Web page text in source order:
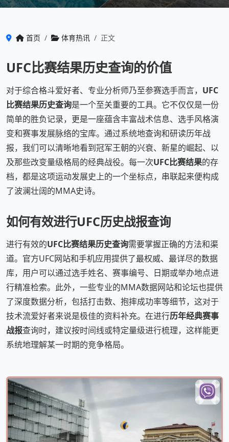
首页 体育热讯 正文
UFC比赛结果历史查询的价值
对于综合格斗爱好者、专业分析师乃至参赛选手而言， UFC
比赛结果历史查询是一个至关重要的工具。它不仅仅是一份
简单的胜负记录，更是一座蕴含丰富战术信息、选手风格演
变和赛事发展脉络的宝库。通过系统地查询和研读历年战
报，我们可以清晰地看到冠军王朝的兴衰、新星的崛起、以
及那些改变量级格局的经典战役。每一次UFC比赛结果的存
档，都是这项运动发展史上的一个坐标点，串联起来便构成
了波澜壮阔的MMA史诗。
如何有效进行UFC历史战报查询
进行有效的UFC比赛结果历史查询需要掌握正确的方法和渠
道。官方UFC网站和手机应用提供了最权威、最详尽的数据
库，用户可以通过选手姓名、赛事编号、日期或举办地点进
行精准检索。此外，一些专业的MMA数据网站和论坛也提供
了深度数据分析，包括打击数、抱摔成功率等细节，这对于
技术流爱好者来说是极佳的资料补充。在进行历年经典赛事
战报查询时，建议按时间线或特定量级进行梳理，这样能更
系统地理解某一时期的竞争格局。